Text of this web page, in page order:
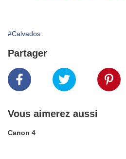
#Calvados
Partager
Vous aimerez aussi
Canon 4